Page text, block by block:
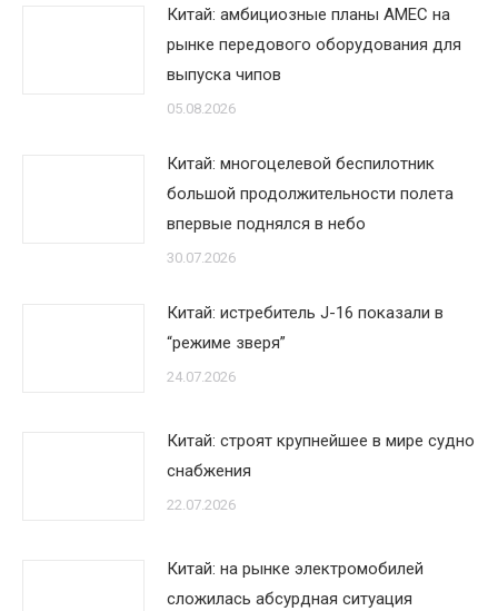
Китай: амбициозные планы AMEC на
рынке передового оборудования для
выпуска чипов
05.08.2026
Китай: многоцелевой беспилотник
большой продолжительности полета
впервые поднялся в небо
30.07.2026
Китай: истребитель J-16 показали в
“режиме зверя”
24.07.2026
Китай: строят крупнейшее в мире судно
снабжения
22.07.2026
Китай: на рынке электромобилей
сложилась абсурдная ситуация